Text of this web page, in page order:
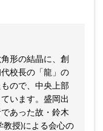
形の結晶に、創
校長の「龍」の
ので、中央上部
います。盛岡出
あった故・鈴木
教授)による会心の